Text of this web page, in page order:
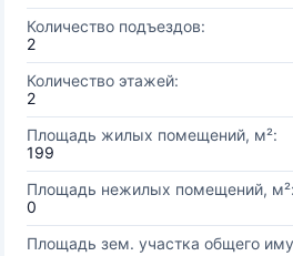
Количество подъездов:
2
Количество этажей:
2
Площадь жилых помещений, м²:
199
Площадь нежилых помещений, м²:
0
Площадь зем. участка общего